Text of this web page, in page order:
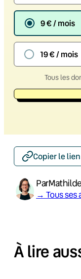
9 € / mois
19 € / mois
Tous les
Copier le lien
Par
→ Tous ses
À lire